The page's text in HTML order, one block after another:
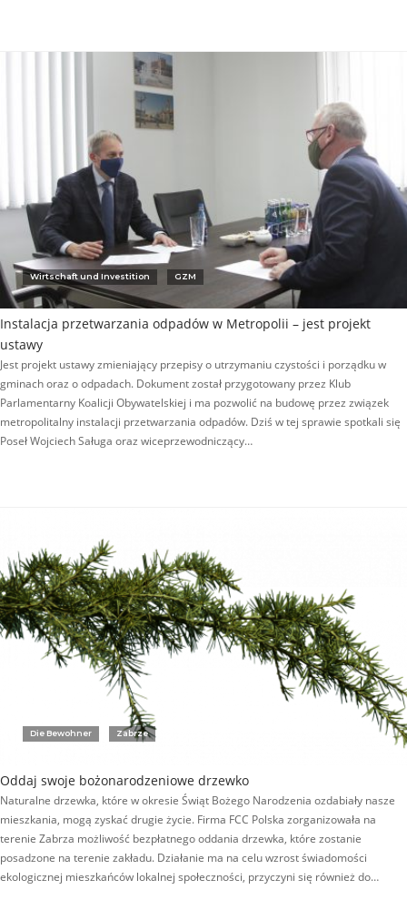
Wirtschaft und Investition GZM
Instalacja przetwarzania odpadów w Metropolii – jest projekt
ustawy
Jest projekt ustawy zmieniający przepisy o utrzymaniu czystości i porządku w
gminach oraz o odpadach. Dokument został przygotowany przez Klub
Parlamentarny Koalicji Obywatelskiej i ma pozwolić na budowę przez związek
metropolitalny instalacji przetwarzania odpadów. Dziś w tej sprawie spotkali się
Poseł Wojciech Saługa oraz wiceprzewodniczący…
Die Bewohner Zabrze
Oddaj swoje bożonarodzeniowe drzewko
Naturalne drzewka, które w okresie Świąt Bożego Narodzenia ozdabiały nasze
mieszkania, mogą zyskać drugie życie. Firma FCC Polska zorganizowała na
terenie Zabrza możliwość bezpłatnego oddania drzewka, które zostanie
posadzone na terenie zakładu. Działanie ma na celu wzrost świadomości
ekologicznej mieszkańców lokalnej społeczności, przyczyni się również do…